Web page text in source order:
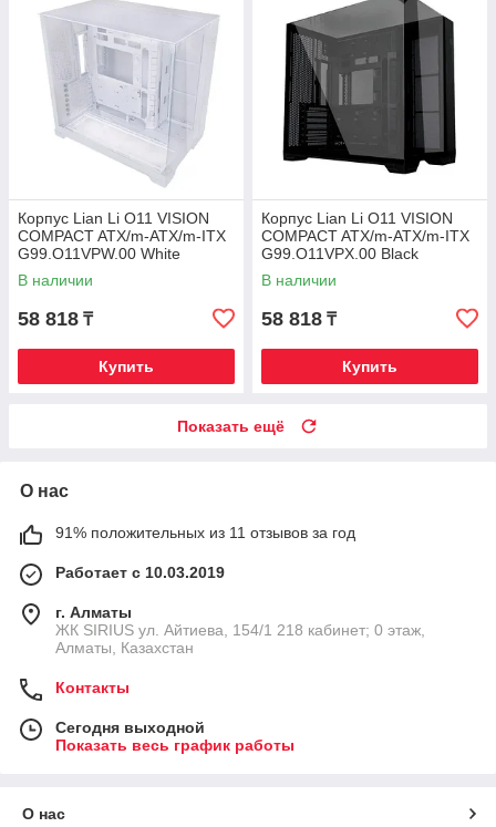
Корпус Lian Li O11 VISION
COMPACT ATX/m-ATX/m-ITX
G99.O11VPW.00 White
В наличии
58 818 ₸
Купить
Корпус Lian Li O11 VISION
COMPACT ATX/m-ATX/m-ITX
G99.O11VPX.00 Black
В наличии
58 818 ₸
Купить
Показать ещё
О нас
91% положительных из 11 отзывов за год
Работает с 10.03.2019
г. Алматы
​ЖК SIRIUS​ ул. Айтиева, 154/1​ 218 кабинет; 0 этаж,
Алматы, Казахстан
Контакты
Сегодня выходной
Показать весь график работы
О нас